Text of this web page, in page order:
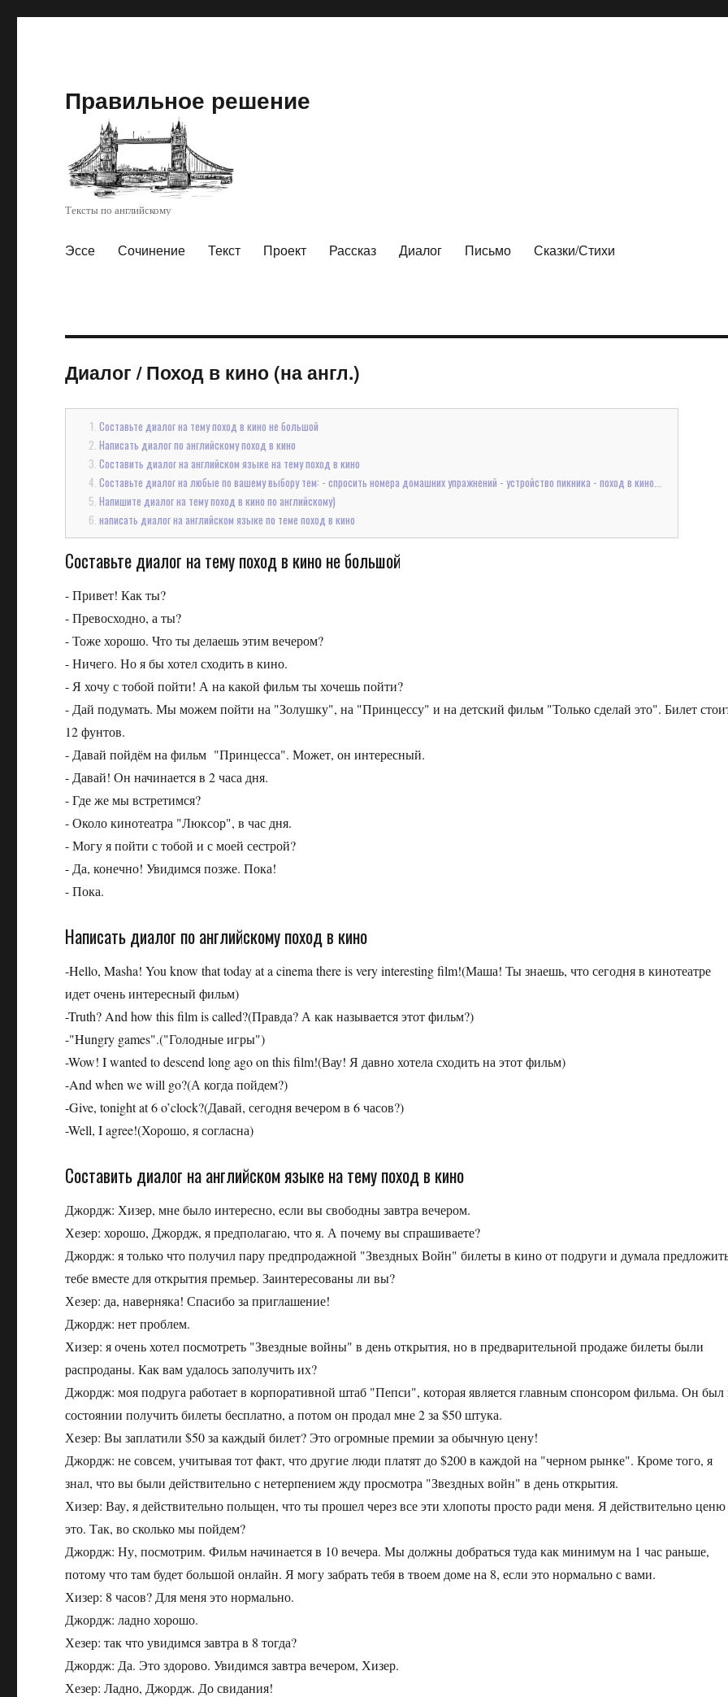
Правильное решение
Тексты по английскому
Эссе Сочинение Текст Проект Рассказ Диалог Письмо Сказки/Стихи
Диалог/Поход в кино (на англ.)
Составьте диалог на тему поход в кино не большой
Написать диалог по английскому поход в кино
Составить диалог на английском языке на тему поход в кино
Составьте диалог на любые по вашему выбору тем: - спросить номера домашних упражнений - устройство пикника - поход в кино...
Напишите диалог на тему поход в кино по английскому)
написать диалог на английском языке по теме поход в кино
Составьте диалог на тему поход в кино не большой
- Привет! Как ты?
- Превосходно, а ты?
- Тоже хорошо. Что ты делаешь этим вечером?
- Ничего. Но я бы хотел сходить в кино.
- Я хочу с тобой пойти! А на какой фильм ты хочешь пойти?
- Дай подумать. Мы можем пойти на "Золушку", на "Принцессу" и на детский фильм "Только сделай это". Билет
12 фунтов.
- Давай пойдём на фильм "Принцесса". Может, он интересный.
- Давай! Он начинается в 2 часа дня.
- Где же мы встретимся?
- Около кинотеатра "Люксор", в час дня.
- Могу я пойти с тобой и с моей сестрой?
- Да, конечно! Увидимся позже. Пока!
- Пока.
Написать диалог по английскому поход в кино
-Hello, Masha! You know that today at a cinema there is very interesting film!(Маша! Ты знаешь, что сегодня в кинотеатре
идет очень интересный фильм)
-Truth? And how this film is called?(Правда? А как называется этот фильм?)
-"Hungry games".("Голодные игры")
-Wow! I wanted to descend long ago on this film!(Вау! Я давно хотела сходить на этот фильм)
-And when we will go?(А когда пойдем?)
-Give, tonight at 6 o’clock?(Давай, сегодня вечером в 6 часов?)
-Well, I agree!(Хорошо, я согласна)
Составить диалог на английском языке на тему поход в кино
Джордж: Хизер, мне было интересно, если вы свободны завтра вечером.
Хезер: хорошо, Джордж, я предполагаю, что я. А почему вы спрашиваете?
Джордж: я только что получил пару предпродажной "Звездных Войн" билеты в кино от подруги и думала
тебе вместе для открытия премьер. Заинтересованы ли вы?
Хезер: да, наверняка! Спасибо за приглашение!
Джордж: нет проблем.
Хизер: я очень хотел посмотреть "Звездные войны" в день открытия, но в предварительной продаже билеты были
распроданы. Как вам удалось заполучить их?
Джордж: моя подруга работает в корпоративной штаб "Пепси", которая является главным спонсором фильма. Он был
состоянии получить билеты бесплатно, а потом он продал мне 2 за $50 штука.
Хезер: Вы заплатили $50 за каждый билет? Это огромные премии за обычную цену!
Джордж: не совсем, учитывая тот факт, что другие люди платят до $200 в каждой на "черном рынке". Кроме того, я
знал, что вы были действительно с нетерпением жду просмотра "Звездных войн" в день открытия.
Хизер: Вау, я действительно польщен, что ты прошел через все эти хлопоты просто ради меня. Я действительно ценю
это. Так, во сколько мы пойдем?
Джордж: Ну, посмотрим. Фильм начинается в 10 вечера. Мы должны добраться туда как минимум на 1 час раньше,
потому что там будет большой онлайн. Я могу забрать тебя в твоем доме на 8, если это нормально с вами.
Хизер: 8 часов? Для меня это нормально.
Джордж: ладно хорошо.
Хезер: так что увидимся завтра в 8 тогда?
Джордж: Да. Это здорово. Увидимся завтра вечером, Хизер.
Хезер: Ладно, Джордж. До свидания!